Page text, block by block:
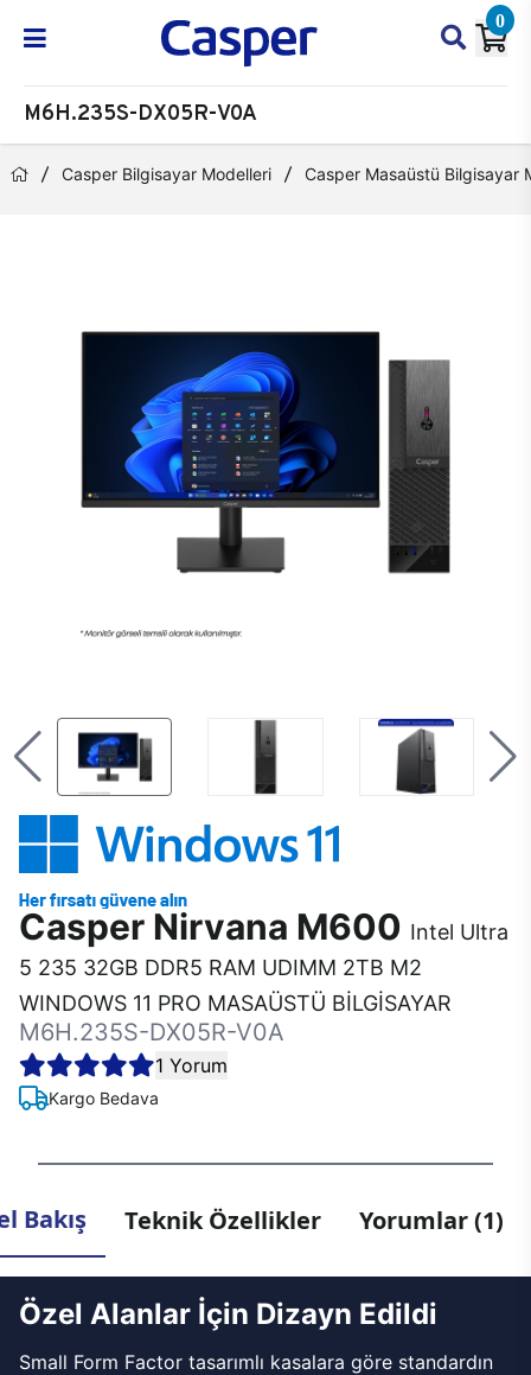
0
M6H.235S-DX05R-V0A
Casper Bilgisayar Modelleri Casper Masaüstü Bilgisayar
Casper Nirvana M600 Intel Ultra
5 235 32GB DDR5 RAM UDIMM 2TB M2
WINDOWS 11 PRO MASAÜSTÜ BİLGİSAYAR
M6H.235S-DX05R-V0A
1 Yorum
Kargo Bedava
Bakış Teknik Özellikler Yorumlar (1)
Özel Alanlar İçin Dizayn Edildi
Small Form Factor tasarımlı kasalara göre standardın